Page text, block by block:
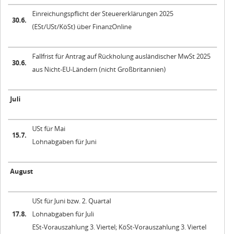
30.6.
Einreichungspflicht der Steuererklärungen 2025
(ESt/USt/KöSt) über FinanzOnline
30.6.
Fallfrist für Antrag auf Rückholung ausländischer MwSt 2025
aus Nicht-EU-Ländern (nicht Großbritannien)
Juli
15.7.
USt für Mai
Lohnabgaben für Juni
August
17.8.
USt für Juni bzw. 2. Quartal
Lohnabgaben für Juli
ESt-Vorauszahlung 3. Viertel; KöSt-Vorauszahlung 3. Viertel